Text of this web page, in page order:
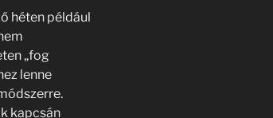
héten például
„fog
lenne
kapcsán